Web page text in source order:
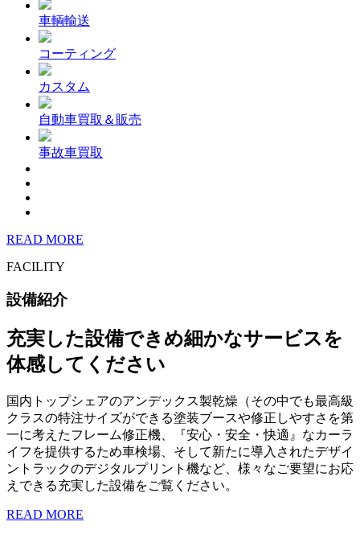
車輌輸送
コーティング
カスタム
自動車買取＆販売
事故車買取
READ MORE
FACILITY
設備紹介
充実した設備できめ細かなサービスを
体感してください
国内トップシェアのアンデックス製乾燥（その中でも最高級
クラスの特注サイズができる塗装ブースや修正しやすさを第
一に考えたフレーム修正機、『安心・安全・快適』なカーラ
イフを提供するため車検場、そして新たに導入されたデザイ
ントラックのデジタルプリント機など、様々なご要望にお応
えできる充実した設備をご覧ください。
READ MORE